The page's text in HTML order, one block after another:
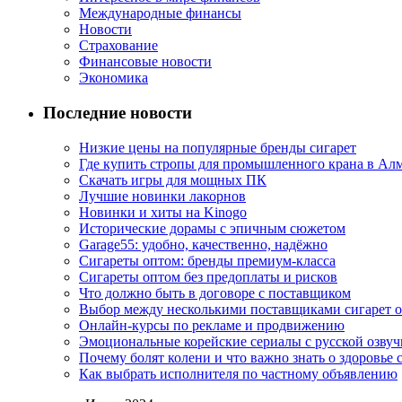
Международные финансы
Новости
Страхование
Финансовые новости
Экономика
Последние новости
Низкие цены на популярные бренды сигарет
Где купить стропы для промышленного крана в
Скачать игры для мощных ПК
Лучшие новинки лакорнов
Новинки и хиты на Kinogo
Исторические дорамы с эпичным сюжетом
Garage55: удобно, качественно, надёжно
Сигареты оптом: бренды премиум-класса
Сигареты оптом без предоплаты и рисков
Что должно быть в договоре с поставщиком
Выбор между несколькими поставщиками сигарет
Онлайн-курсы по рекламе и продвижению
Эмоциональные корейские сериалы с русской
Почему болят колени и что важно знать о здоровье
Как выбрать исполнителя по частному объявлению